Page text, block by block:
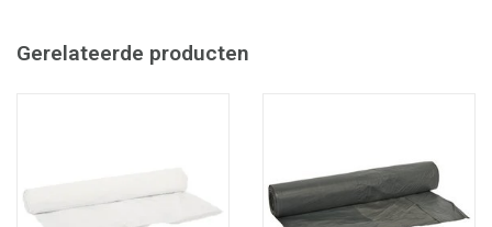
Artikel samengesteld uit volgende onderdelen:
1x755448 Etiketten gescheiden afval
Gerelateerde producten